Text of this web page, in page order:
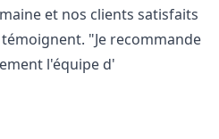
et nos clients satisfaits
"Je recommande
l'équipe d'